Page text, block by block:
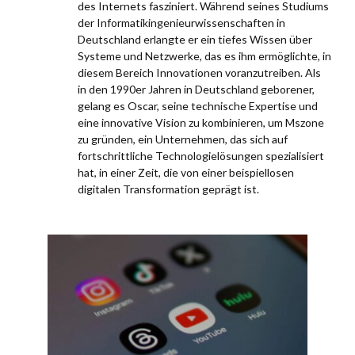
des Internets fasziniert. Während seines Studiums
der Informatikingenieurwissenschaften in
Deutschland erlangte er ein tiefes Wissen über
Systeme und Netzwerke, das es ihm ermöglichte, in
diesem Bereich Innovationen voranzutreiben. Als
in den 1990er Jahren in Deutschland geborener,
gelang es Oscar, seine technische Expertise und
eine innovative Vision zu kombinieren, um Mszone
zu gründen, ein Unternehmen, das sich auf
fortschrittliche Technologielösungen spezialisiert
hat, in einer Zeit, die von einer beispiellosen
digitalen Transformation geprägt ist.